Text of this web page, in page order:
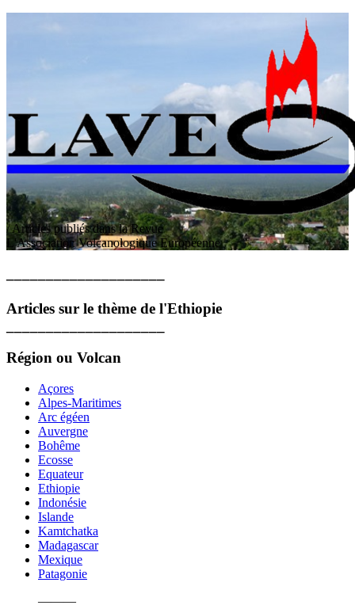
/ Articles publiés dans la Revue
L'AssociationVolcanologiqueEuropéenne
Articles sur le thème de l'Ethiopie
Région ou Volcan
Açores
Alpes-Maritimes
Arc égéen
Auvergne
Bohême
Ecosse
Equateur
Ethiopie
Indonésie
Islande
Kamtchatka
Madagascar
Mexique
Patagonie
———